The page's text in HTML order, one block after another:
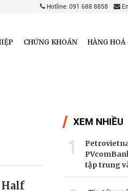
Hotline: 091 688 8858
CHỨNG KHOÁN HÀNG
Half
XEM NHIỀU
1
tập trung